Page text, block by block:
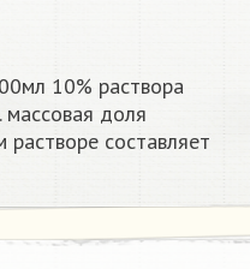
10% раствора
. массовая доля
составляет